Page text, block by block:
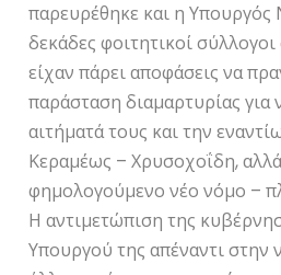
παρευρέθηκε και η Υπουργός
δεκάδες φοιτητικοί
είχαν πάρει αποφάσεις να
παράσταση διαμαρτυρίας
αιτήματά τους και την
Κεραμέως – Χρυσοχοΐδη,
φημολογούμενο νέο νόμο –
Η αντιμετώπιση της
Υπουργού της απέναντι στην